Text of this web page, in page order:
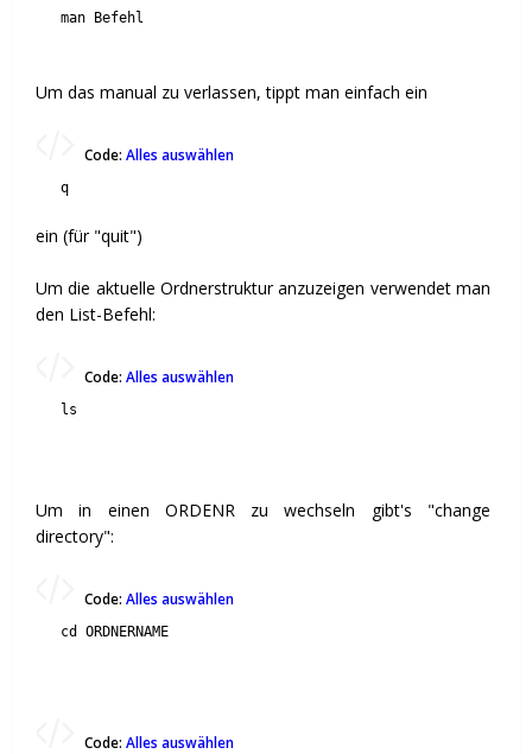
man Befehl
Um das manual zu verlassen, tippt man einfach ein
Code: Alles auswählen
q
ein (für "quit")
Um die aktuelle Ordnerstruktur anzuzeigen verwendet man
den List-Befehl:
Code: Alles auswählen
ls
Um in einen ORDENR zu wechseln gibt's "change
directory":
Code: Alles auswählen
cd ORDNERNAME
Code: Alles auswählen